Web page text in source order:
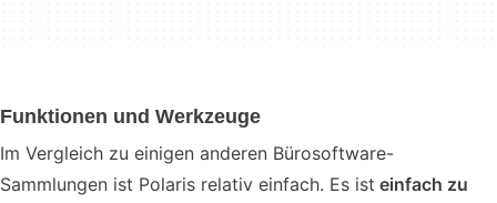
Funktionen und Werkzeuge
Im Vergleich zu einigen anderen Bürosoftware-
Sammlungen ist Polaris relativ einfach. Es ist einfach zu